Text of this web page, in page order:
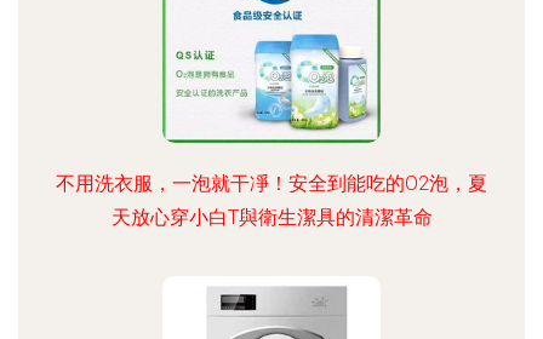
不用洗衣服，一泡就干凈！安全到能吃的O2泡，夏
天放心穿小白T與衛生潔具的清潔革命